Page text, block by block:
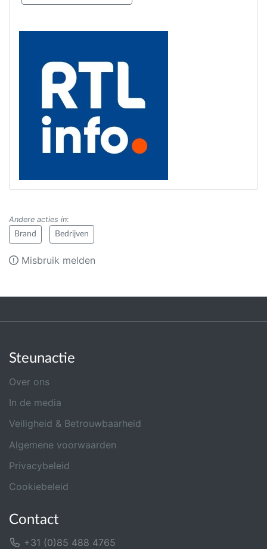
Andere acties in:
Brand Bedrijven
Misbruik melden
Steunactie
Over ons
In de media
Veiligheid & Betrouwbaarheid
Algemene voorwaarden
Privacybeleid
Cookiebeleid
Contact
+31 (0)85 488 4765